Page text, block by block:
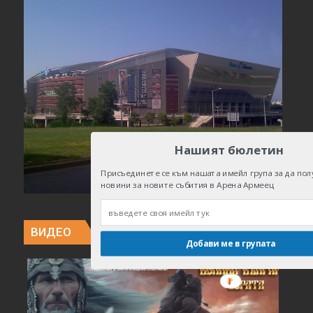
ВИДЕО
Нашият бюлетин
Присъединете се към нашата имейл група за да
новини за новите събития в Арена Армеец
Добави ме в групата